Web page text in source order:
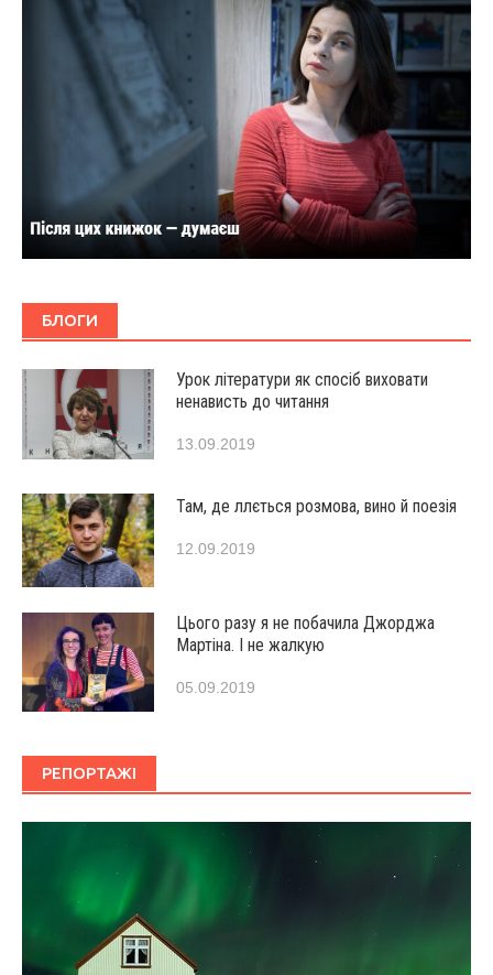
БЛОГИ
Урок літератури як спосіб виховати
ненависть до читання
13.09.2019
Там, де ллється розмова, вино й поезія
12.09.2019
Цього разу я не побачила Джорджа
Мартіна. І не жалкую
05.09.2019
РЕПОРТАЖІ